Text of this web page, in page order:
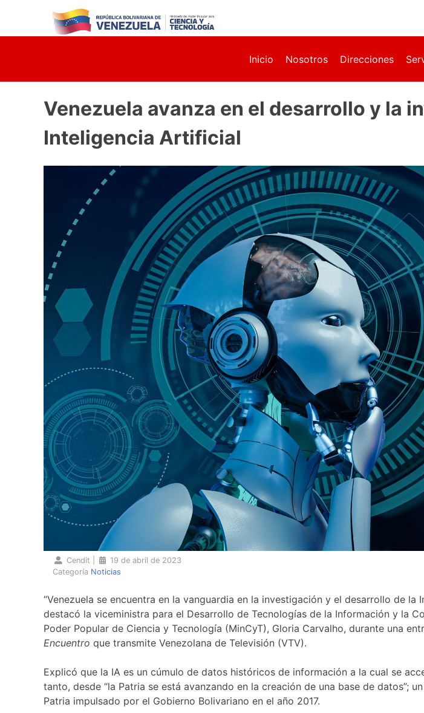
content
Inicio
Nosotros Direcciones
Venezuela avanza en el desarrollo y la
Inteligencia Artificial
Cendit
19 de abril de 2023
Categoría Noticias
“Venezuela se encuentra en la vanguardia en la investigación y el desarrollo de la
destacó la viceministra para el Desarrollo de Tecnologías de la Información y la
Poder Popular de Ciencia y Tecnología (MinCyT), Gloria Carvalho, durante una
Encuentro que transmite Venezolana de Televisión (VTV).
Explicó que la IA es un cúmulo de datos históricos de información a la cual se
tanto, desde “la Patria se está avanzando en la creación de una base de datos”;
Patria impulsado por el Gobierno Bolivariano en el año 2017.